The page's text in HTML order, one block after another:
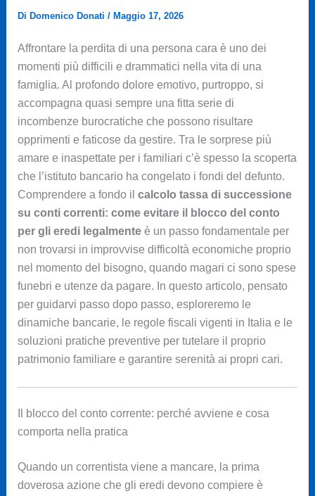
Di Domenico Donati / Maggio 17, 2026
Affrontare la perdita di una persona cara è uno dei
momenti più difficili e drammatici nella vita di una
famiglia. Al profondo dolore emotivo, purtroppo, si
accompagna quasi sempre una fitta serie di
incombenze burocratiche che possono risultare
opprimenti e faticose da gestire. Tra le sorprese più
amare e inaspettate per i familiari c’è spesso la scoperta
che l’istituto bancario ha congelato i fondi del defunto.
Comprendere a fondo il calcolo tassa di successione
su conti correnti: come evitare il blocco del conto
per gli eredi legalmenteè un passo fondamentale per
non trovarsi in improvvise difficoltà economiche proprio
nel momento del bisogno, quando magari ci sono spese
funebri e utenze da pagare. In questo articolo, pensato
per guidarvi passo dopo passo, esploreremo le
dinamiche bancarie, le regole fiscali vigenti in Italia e le
soluzioni pratiche preventive per tutelare il proprio
patrimonio familiare e garantire serenità ai propri cari.
Il blocco del conto corrente: perché avviene e cosa
comporta nella pratica
Quando un correntista viene a mancare, la prima
doverosa azione che gli eredi devono compiere è